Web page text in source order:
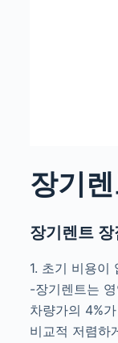
장기
장기렌트
1. 초기 비용이
-장기렌트는
차량가의 4%
비교적 저렴하